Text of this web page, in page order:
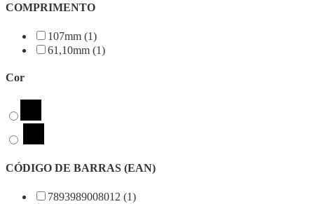
COMPRIMENTO
107mm (1)
61,10mm (1)
Cor
CÓDIGO DE BARRAS (EAN)
7893989008012 (1)